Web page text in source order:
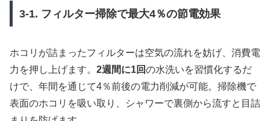
3-1. フィルター掃除で最大4％の節電効果
ホコリが詰まったフィルターは空気の流れを妨げ、消費電
力を押し上げます。 2週間に1回の水洗いを習慣化するだ
けで、年間を通じて4％前後の電力削減が可能。掃除機で
表面のホコリを吸い取り、シャワーで裏側から流すと目詰